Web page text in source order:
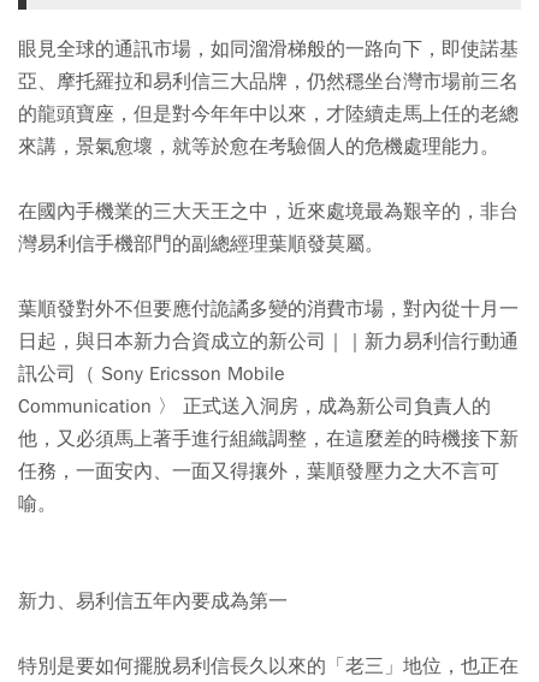
眼見全球的通訊市場，如同溜滑梯般的一路向下，即使諾基
亞、摩托羅拉和易利信三大品牌，仍然穩坐台灣市場前三名
的龍頭寶座，但是對今年年中以來，才陸續走馬上任的老總
來講，景氣愈壞，就等於愈在考驗個人的危機處理能力。
在國內手機業的三大天王之中，近來處境最為艱辛的，非台
灣易利信手機部門的副總經理葉順發莫屬。
葉順發對外不但要應付詭譎多變的消費市場，對內從十月一
日起，與日本新力合資成立的新公司｜｜新力易利信行動通
訊公司（ Sony Ericsson Mobile
Communication 〉 正式送入洞房，成為新公司負責人的
他，又必須馬上著手進行組織調整，在這麼差的時機接下新
任務，一面安內、一面又得攘外，葉順發壓力之大不言可
喻。
新力、易利信五年內要成為第一
特別是要如何擺脫易利信長久以來的「老三」地位，也正在